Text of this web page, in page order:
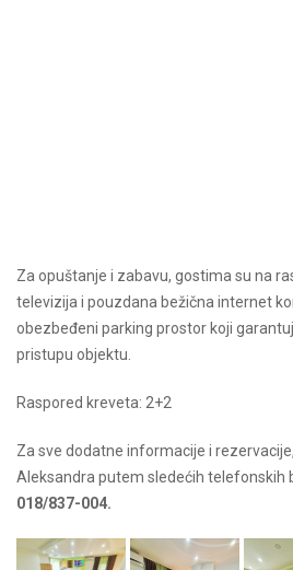
Za opuštanje i zabavu, gostima su na
televizija i pouzdana bežična internet
obezbeđeni parking prostor koji
pristupu objektu.
Raspored kreveta: 2+2
Za sve dodatne informacije i
Aleksandra putem sledećih telefonskih
018/837-004.